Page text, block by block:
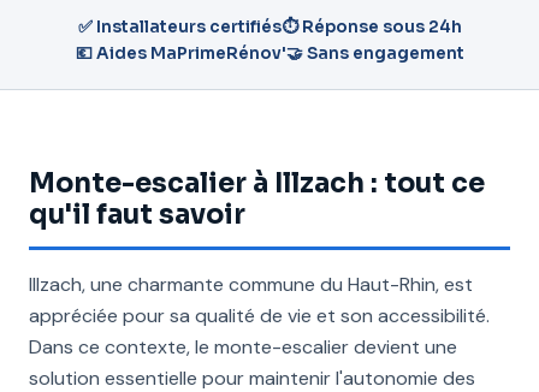
✅ Installateurs certifiés⏱️ Réponse sous 24h
💶 Aides MaPrimeRénov'🤝 Sans engagement
Monte-escalier à Illzach : tout ce
qu'il faut savoir
Illzach, une charmante commune du Haut-Rhin, est
appréciée pour sa qualité de vie et son accessibilité.
Dans ce contexte, le monte-escalier devient une
solution essentielle pour maintenir l'autonomie des